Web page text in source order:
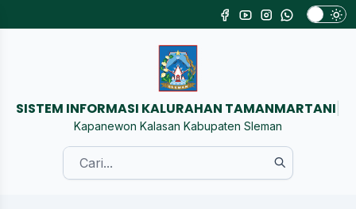
SISTEM INFORMASI KALURAHAN TAMANMARTANI
Kapanewon Kalasan Kabupaten Sleman